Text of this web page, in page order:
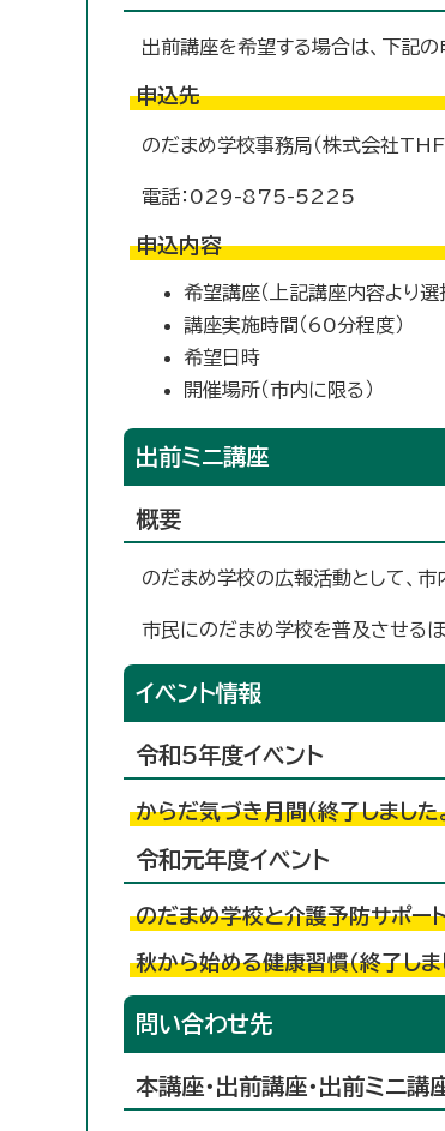
出前講座を希望する場合は、下記
申込先
のだまめ学校事務局（株式会社THF
電話：029-875-5225
申込内容
希望講座（上記講座内容より選
講座実施時間（60分程度）
希望日時
開催場所（市内に限る）
出前ミニ講座
概要
のだまめ学校の広報活動として、
市民にのだまめ学校を普及させる
イベント情報
令和5年度イベント
からだ気づき月間（終了しました
令和元年度イベント
のだまめ学校と介護予防サポート
秋から始める健康習慣（終了しま
問い合わせ先
本講座・出前講座・出前ミニ講